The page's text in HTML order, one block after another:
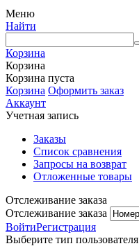
Меню
Найти
Корзина
Корзина
Корзина пуста
Корзина Оформить заказ
Аккаунт
Учетная запись
Заказы
Список сравнения
Запросы на возврат
Отложенные товары
Отслеживание заказа
Отслеживание заказа
ВойтиРегистрация
Выберите тип пользователя